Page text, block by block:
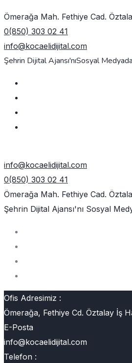
Ömerağa Mah. Fethiye Cad.
0(850) 303 02 41
info@kocaelidijital.com
Şehrin Dijital Ajansı'nıSosyal
info@kocaelidijital.com
0(850) 303 02 41
Ömerağa Mah. Fethiye Cad.
Şehrin Dijital Ajansı'nı Sosyal
Ofis Adresimiz :
Ömerağa, Fethiye Cd. Öztalay İş
E-Posta
info@kocaelidijital.com
Telefon :